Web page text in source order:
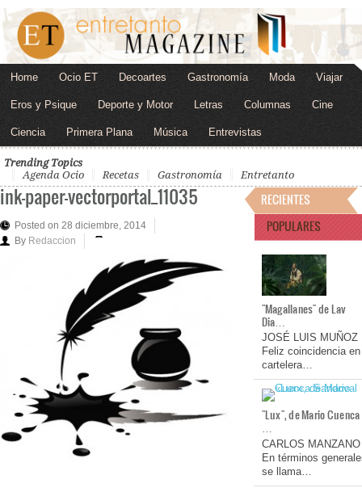
Home Ocio ET Decoartes Gastronomía Moda Viajar
Eros y Psique Deporte y Motor Letras Columnas Cine
Ciencia Primera Plana Música Entrevistas
Trending Topics
Agenda Ocio
Recetas Gastronomía Entretanto
ink-paper-vectorportal_11035
Posted on 28 diciembre, 2014
By Redaccion
RECIENTES
POPULARES
"Magallanes" de Lav
Dia…
JOSÉ LUIS MUÑOZ
Feliz coincidencia en
cartelera…
"Lux", de Mario Cuenca
…
CARLOS MANZANO
En términos
se llama…